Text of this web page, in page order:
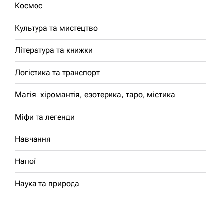
Космос
Культура та мистецтво
Література та книжки
Логістика та транспорт
Магія, хіромантія, езотерика, таро, містика
Міфи та легенди
Навчання
Напої
Наука та природа